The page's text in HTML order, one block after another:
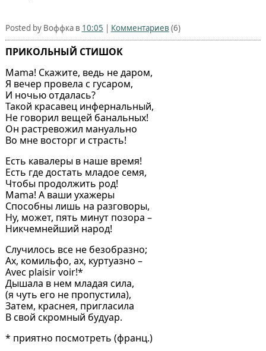
Posted by Воффка в 10:05 | Комментариев (6)
ПРИКОЛЬНЫЙ СТИШОК
Mama! Скажите, ведь не даром,
Я вечер провела с гусаром,
И ночью отдалась?
Такой красавец инфернальный,
Не говорил вещей банальных!
Он растревожил мануально
Во мне восторг и страсть!
Есть кавалеры в наше время!
Есть где достать младое семя,
Чтобы продолжить род!
Mama! А ваши ухажеры
Способны лишь на разговоры,
Ну, может, пять минут позора –
Никчемнейший народ!
Случилось все не безобразно;
Ах, комильфо, ах, куртуазно –
Avec plaisir voir!*
Дышала в нем младая сила,
(я чуть его не пропустила),
Затем, краснея, пригласила
В свой скромный будуар.
* приятно посмотреть (франц.)